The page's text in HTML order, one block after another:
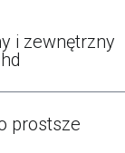
i zewnętrzny
prostsze